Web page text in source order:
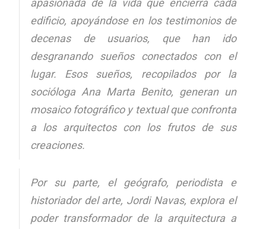
apasionada de la vida que encierra cada
edificio, apoyándose en los testimonios de
decenas de usuarios, que han ido
desgranando sueños conectados con el
lugar. Esos sueños, recopilados por la
socióloga Ana Marta Benito, generan un
mosaico fotográfico y textual que confronta
a los arquitectos con los frutos de sus
creaciones.
Por su parte, el geógrafo, periodista e
historiador del arte, Jordi Navas, explora el
poder transformador de la arquitectura a